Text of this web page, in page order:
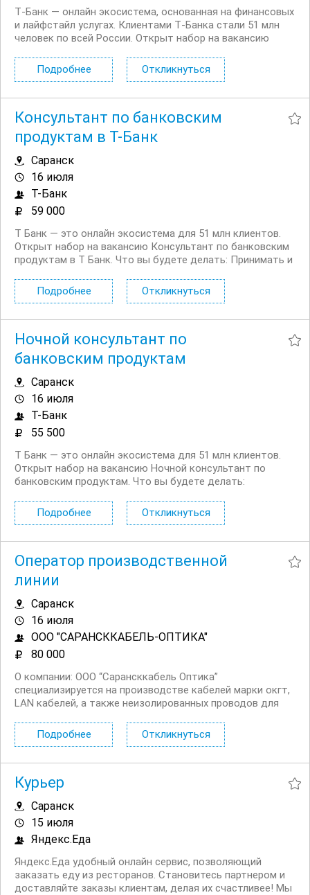
Т‑Банк — онлайн экосистема, основанная на финансовых
и лайфстайл услугах. Клиентами Т‑Банка стали 51 млн
человек по всей России. Открыт набор на вакансию
регионах. Что вы будете делать: Работать с
действующими и потенциальными клиентами на...
Подробнее Откликнуться
Консультант по банковским
продуктам в Т-Банк
Саранск
16 июля
Т-Банк
59 000
Т Банк — это онлайн экосистема для 51 млн клиентов.
Открыт набор на вакансию Консультант по банковским
продуктам в Т Банк. Что вы будете делать: Принимать и
Консультировать действующих и потенциальных
клиентов банка по телефону и в чате Вам...
Подробнее Откликнуться
Ночной консультант по
банковским продуктам
Саранск
16 июля
Т-Банк
55 500
Т Банк — это онлайн экосистема для 51 млн клиентов.
Открыт набор на вакансию Ночной консультант по
банковским продуктам. Что вы будете делать:
на входящих звонках Работать на входящих обращениях
— заниматься поиском клиентов не нужно...
Подробнее Откликнуться
Оператор производственной
линии
Саранск
16 июля
ООО "САРАНСККАБЕЛЬ-ОПТИКА"
80 000
О компании: ООО “Сарансккабель Оптика”
специализируется на производстве кабелей марки окгт,
LAN кабелей, а также неизолированных проводов для
Обязанности: Оперирование производственным
оборудованием на линии производства. ...
Подробнее Откликнуться
Курьер
Саранск
15 июля
Яндекс.Еда
Яндекс.Еда удобный онлайн сервис, позволяющий
заказать еду из ресторанов. Становитесь партнером и
доставляйте заказы клиентам, делая их счастливее! Мы